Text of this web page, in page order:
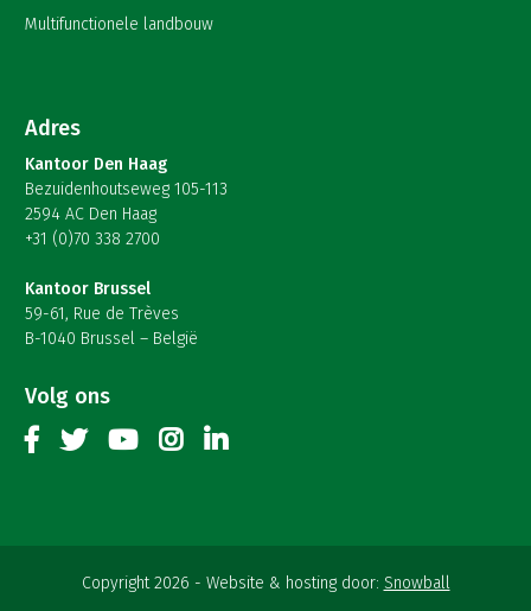
Multifunctionele landbouw
Adres
Kantoor Den Haag
Bezuidenhoutseweg 105-113
2594 AC Den Haag
+31 (0)70 338 2700
Kantoor Brussel
59-61, Rue de Trèves
B-1040 Brussel – België
Volg ons
Copyright 2026 Website & hosting door: Snowball